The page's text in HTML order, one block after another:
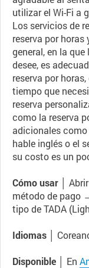
utilizar el Wi-Fi a
Los servicios de
reserva por horas
general, en la
desee, es
reserva por
tiempo que
reserva
como la reserva
adicionales
hable inglés o el
su costo es un
Cómo usar │
método de pago
tipo de TADA
Idiomas │
Disponible │ En